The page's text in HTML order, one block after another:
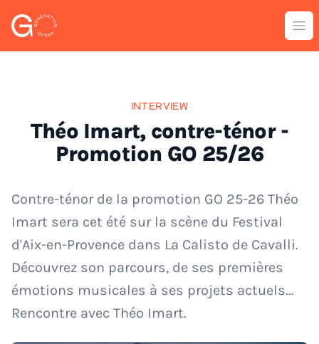
Génération Opéra
INTERVIEW
Théo Imart, contre-ténor -
Promotion GO 25/26
Contre-ténor de la promotion GO 25-26 Théo
Imart sera cet été sur la scène du Festival
d'Aix-en-Provence dans La Calisto de Cavalli.
Découvrez son parcours, de ses premières
émotions musicales à ses projets actuels...
Rencontre avec Théo Imart.